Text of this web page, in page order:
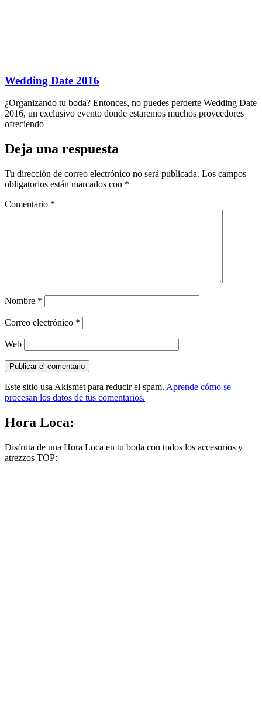
Wedding Date 2016
¿Organizando tu boda? Entonces, no puedes perderte Wedding Date
2016, un exclusivo evento donde estaremos muchos proveedores
ofreciendo
Deja una respuesta
Tu dirección de correo electrónico no será publicada. Los campos
obligatorios están marcados con *
Comentario *
Nombre *
Correo electrónico *
Web
Este sitio usa Akismet para reducir el spam. Aprende cómo se
procesan los datos de tus comentarios.
Hora Loca:
Disfruta de una Hora Loca en tu boda con todos los accesorios y
atrezzos TOP: